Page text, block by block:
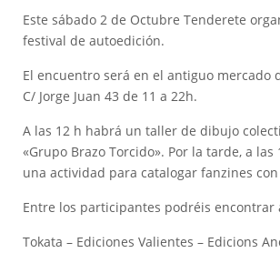
Este sábado 2 de Octubre Tenderete
festival de autoedición.
El encuentro será en el antiguo mercado
C/ Jorge Juan 43 de 11 a 22h.
A las 12 h habrá un taller de dibujo
«Grupo Brazo Torcido». Por la tarde, a las
una actividad para catalogar fanzines con
Entre los participantes podréis encontrar
Tokata – Ediciones Valientes – Edicions